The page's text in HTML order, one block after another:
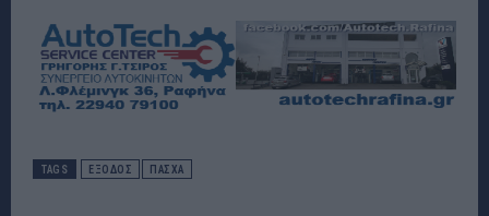
TAGS ΕΞΟΔΟΣ ΠΑΣΧΑ